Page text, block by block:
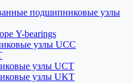
подшипниковые узлы
Y-bearings
узлы UCC
узлы UCT
узлы UKT